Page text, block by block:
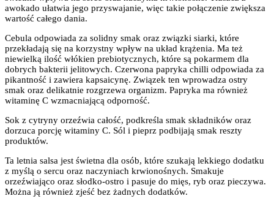
awokado ułatwia jego przyswajanie, więc takie połączenie zwiększa
wartość całego dania.
Cebula odpowiada za solidny smak oraz związki siarki, które
przekładają się na korzystny wpływ na układ krążenia. Ma też
niewielką ilość włókien prebiotycznych, które są pokarmem dla
dobrych bakterii jelitowych. Czerwona papryka chilli odpowiada za
pikantność i zawiera kapsaicynę. Związek ten wprowadza ostry
smak oraz delikatnie rozgrzewa organizm. Papryka ma również
witaminę C wzmacniającą odporność.
Sok z cytryny orzeźwia całość, podkreśla smak składników oraz
dorzuca porcję witaminy C. Sól i pieprz podbijają smak reszty
produktów.
Ta letnia salsa jest świetna dla osób, które szukają lekkiego dodatku
z myślą o sercu oraz naczyniach krwionośnych. Smakuje
orzeźwiająco oraz słodko-ostro i pasuje do mięs, ryb oraz pieczywa.
Można ją również zjeść bez żadnych dodatków.